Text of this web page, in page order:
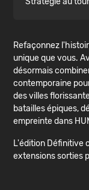
Refaçonnez
unique que vous.
désormais
contemporaine
des villes
batailles épiques,
empreinte dans
L'édition Définitive
extensions sorties